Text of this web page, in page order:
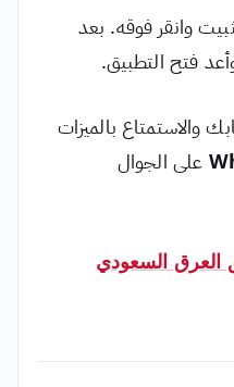
وانقر فوقه. بعد
فتح التطبيق.
والاستمتاع بالميزات
على الجوال
العرق السعودي